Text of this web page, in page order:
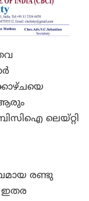
ആരും
ലെയ്റ്റി
രണ്ടു
ഇതര